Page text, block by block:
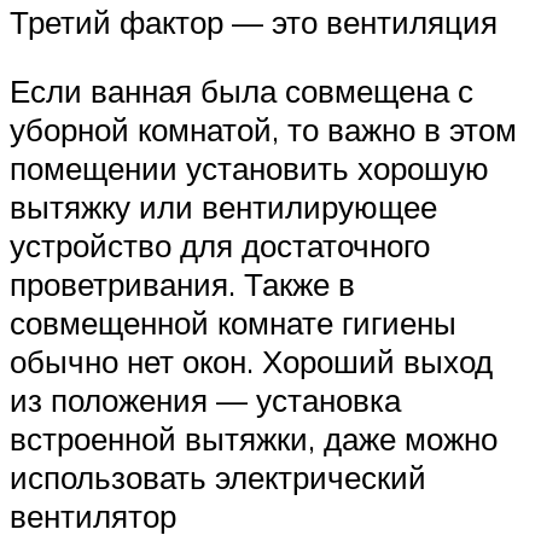
Третий фактор — это вентиляция
Если ванная была совмещена с
уборной комнатой, то важно в этом
помещении установить хорошую
вытяжку или вентилирующее
устройство для достаточного
проветривания. Также в
совмещенной комнате гигиены
обычно нет окон. Хороший выход
из положения — установка
встроенной вытяжки, даже можно
использовать электрический
вентилятор